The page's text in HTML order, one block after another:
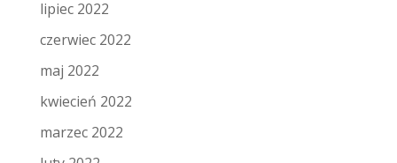
lipiec 2022
czerwiec 2022
maj 2022
kwiecień 2022
marzec 2022